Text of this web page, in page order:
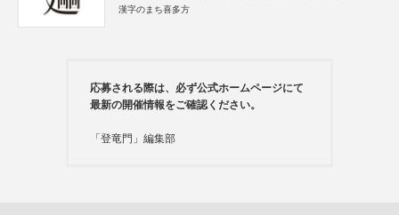
漢字のまち喜多方
応募される際は、必ず公式ホームページにて
最新の開催情報をご確認ください。
「登竜門」編集部